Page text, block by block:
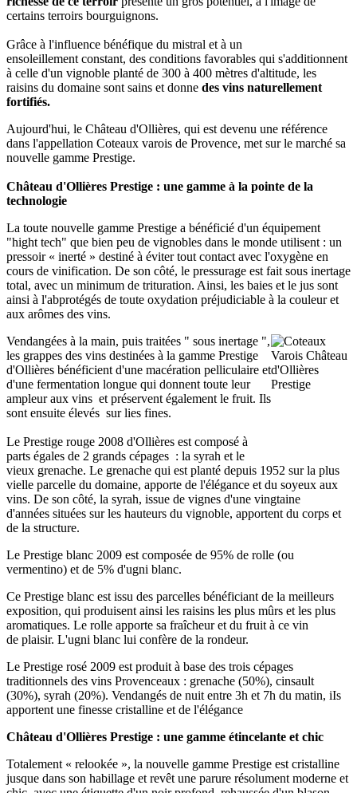
certains terroirs bourguignons.
Grâce à l'influence bénéfique du mistral et à un
ensoleillement constant, des conditions favorables qui s'additionnent
à celle d'un vignoble planté de 300 à 400 mètres d'altitude, les
raisins du domaine sont sains et donne des vins naturellement
fortifiés.
Aujourd'hui, le Château d'Ollières, qui est devenu une référence
dans l'appellation Coteaux varois de Provence, met sur le marché sa
nouvelle gamme Prestige.
Château d'Ollières Prestige : une gamme à la pointe de la
technologie
La toute nouvelle gamme Prestige a bénéficié d'un équipement
"hight tech" que bien peu de vignobles dans le monde utilisent : un
pressoir « inerté » destiné à éviter tout contact avec l'oxygène en
cours de vinification. De son côté, le pressurage est fait sous inertage
total, avec un minimum de trituration. Ainsi, les baies et le jus sont
ainsi à l'abprotégés de toute oxydation préjudiciable à la couleur et
aux arômes des vins.
Vendangées à la main, puis traitées " sous inertage ",
les grappes des vins destinées à la gamme Prestige
d'Ollières bénéficient d'une macération pelliculaire et
d'une fermentation longue qui donnent toute leur
ampleur aux vins et préservent également le fruit. Ils
sont ensuite élevés sur lies fines.
Le Prestige rouge 2008 d'Ollières est composé à
parts égales de 2 grands cépages : la syrah et le
vieux grenache. Le grenache qui est planté depuis 1952 sur la plus
vielle parcelle du domaine, apporte de l'élégance et du soyeux aux
vins. De son côté, la syrah, issue de vignes d'une vingtaine
d'années situées sur les hauteurs du vignoble, apportent du corps et
de la structure.
Le Prestige blanc 2009 est composée de 95% de rolle (ou
vermentino) et de 5% d'ugni blanc.
Ce Prestige blanc est issu des parcelles bénéficiant de la meilleurs
exposition, qui produisent ainsi les raisins les plus mûrs et les plus
aromatiques. Le rolle apporte sa fraîcheur et du fruit à ce vin
de plaisir. L'ugni blanc lui confère de la rondeur.
Le Prestige rosé 2009 est produit à base des trois cépages
traditionnels des vins Provenceaux : grenache (50%), cinsault
(30%), syrah (20%). Vendangés de nuit entre 3h et 7h du matin, iIs
apportent une finesse cristalline et de l'élégance
Château d'Ollières Prestige : une gamme étincelante et chic
Totalement « relookée », la nouvelle gamme Prestige est cristalline
jusque dans son habillage et revêt une parure résolument moderne et